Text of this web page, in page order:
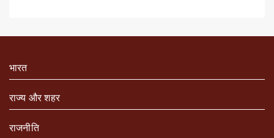
भारत
राज्य और शहर
राजनीति